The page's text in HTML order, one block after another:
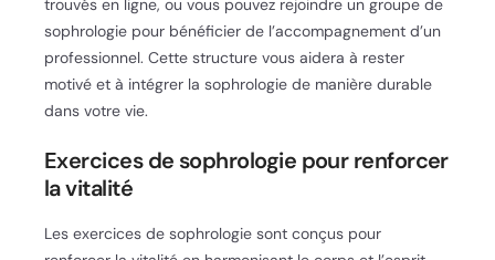
trouvés en ligne, ou vous pouvez rejoindre un groupe de
sophrologie pour bénéficier de l’accompagnement d’un
professionnel. Cette structure vous aidera à rester
motivé et à intégrer la sophrologie de manière durable
dans votre vie.
Exercices de sophrologie pour renforcer
la vitalité
Les exercices de sophrologie sont conçus pour